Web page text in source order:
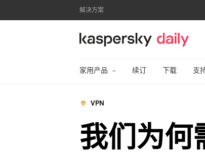
解决方案
卡巴斯基官方
家用产品 续订 下载 支
VPN
我们为何